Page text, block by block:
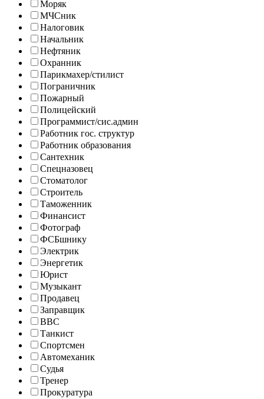
Моряк
МЧСник
Налоговик
Начальник
Нефтяник
Охранник
Парикмахер/стилист
Пограничник
Пожарный
Полицейский
Программист/сис.админ
Работник гос. структур
Работник образования
Сантехник
Спецназовец
Стоматолог
Строитель
Таможенник
Финансист
Фотограф
ФСБшнику
Электрик
Энергетик
Юрист
Музыкант
Продавец
Заправщик
ВВС
Танкист
Спортсмен
Автомеханик
Судья
Тренер
Прокуратура